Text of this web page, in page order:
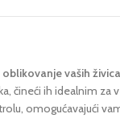
vaših
čineći ih idealnim za
omogućavajući